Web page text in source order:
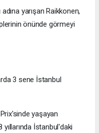
yarışan Raikkonen,
önünde görmeyi
3 sene İstanbul
yaşayan
İstanbul'daki